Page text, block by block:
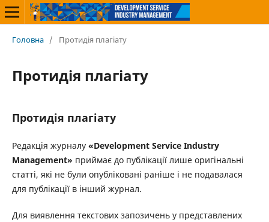
Головна / Протидія плагіату
Протидія плагіату
Протидія плагіату
Редакція журналу «Development Service Industry
Management» приймає до публікації лише оригінальні
статті, які не були опубліковані раніше і не подавалася
для публікації в інший журнал.
Для виявлення текстових запозичень у представлених